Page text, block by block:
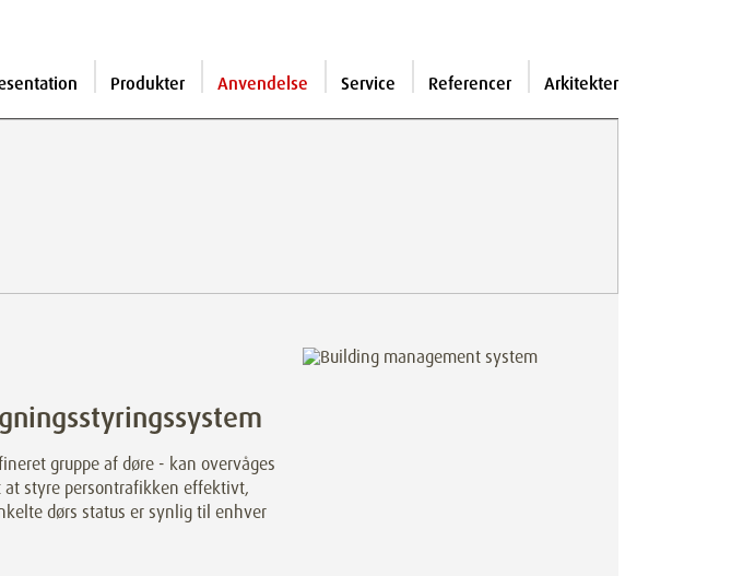
Produkter Anvendelse Service Referencer Arkitekter
gruppe af døre - kan overvåges
styre persontrafikken effektivt,
dørs status er synlig til enhver